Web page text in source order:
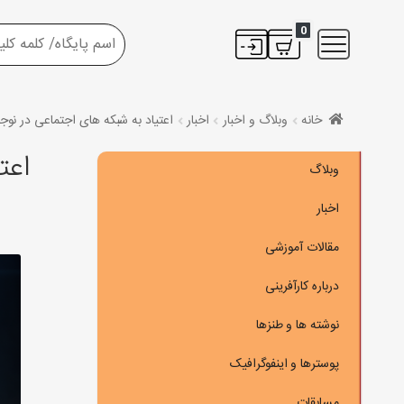
0
خانه وبلاگ و اخبار اخبار اعتیاد به شبکه های اجتماعی در
وبلاگ
اخبار
مقالات آموزشی
درباره کارآفرینی
نوشته ها و طنزها
پوسترها و اینفوگرافیک